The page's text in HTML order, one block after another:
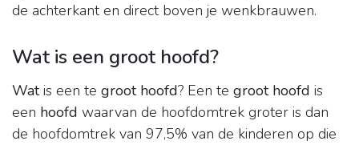
de achterkant en direct boven je wenkbrauwen.
Wat is een groot hoofd?
Watis een te groot hoofd? Een te groot hoofd is
een hoofd waarvan de hoofdomtrek groter is dan
de hoofdomtrek van 97,5% van de kinderen op die